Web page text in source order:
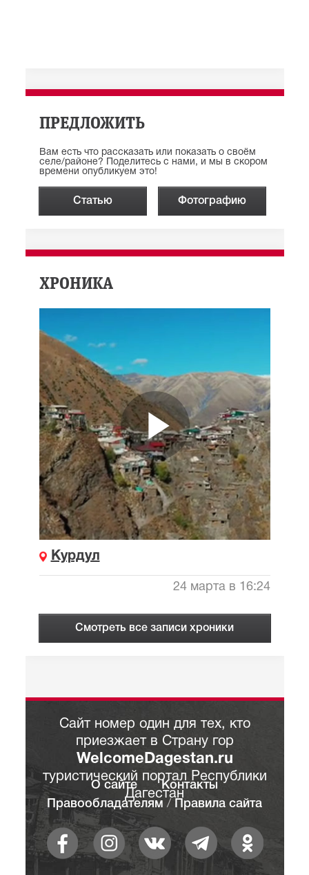
ПРЕДЛОЖИТЬ
Вам есть что рассказать или показать о своём
селе/районе? Поделитесь с нами, и мы в скором
времени опубликуем это!
Статью Фотографию
ХРОНИКА
Курдул
24 марта в 16:24
Смотреть все записи хроники
Сайт номер один для тех, кто
приезжает в Страну гор
WelcomeDagestan.ru
туристический портал Республики
Дагестан
О сайте
Контакты
Правообладателям / Правила сайта